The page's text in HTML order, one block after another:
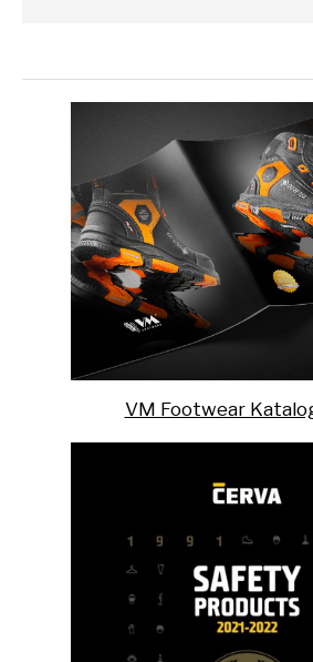
VM Footwear